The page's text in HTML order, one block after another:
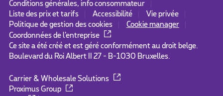
Conditions générales, info consommateur
Liste des prix et tarifs
Accessibilité
Vie privée
Politique de gestion des cookies
Cookie manager
Coordonnées de l’entreprise
Ce site a été créé et est géré conformément au droit belge.
Boulevard du Roi Albert II 27 - B-1030 Bruxelles.
Carrier & Wholesale Solutions
Proximus Group